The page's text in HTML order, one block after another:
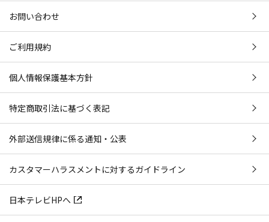
お問い合わせ
ご利用規約
個人情報保護基本方針
特定商取引法に基づく表記
外部送信規律に係る通知・公表
カスタマーハラスメントに対するガイドライン
日本テレビHPへ